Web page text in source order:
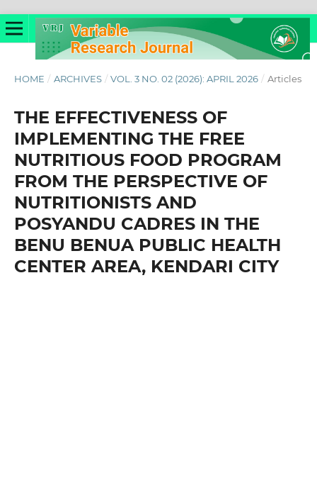
HOME / ARCHIVES / VOL. 3 NO. 02 (2026): APRIL 2026 / Articles
THE EFFECTIVENESS OF
IMPLEMENTING THE FREE
NUTRITIOUS FOOD PROGRAM
FROM THE PERSPECTIVE OF
NUTRITIONISTS AND
POSYANDU CADRES IN THE
BENU BENUA PUBLIC HEALTH
CENTER AREA, KENDARI CITY